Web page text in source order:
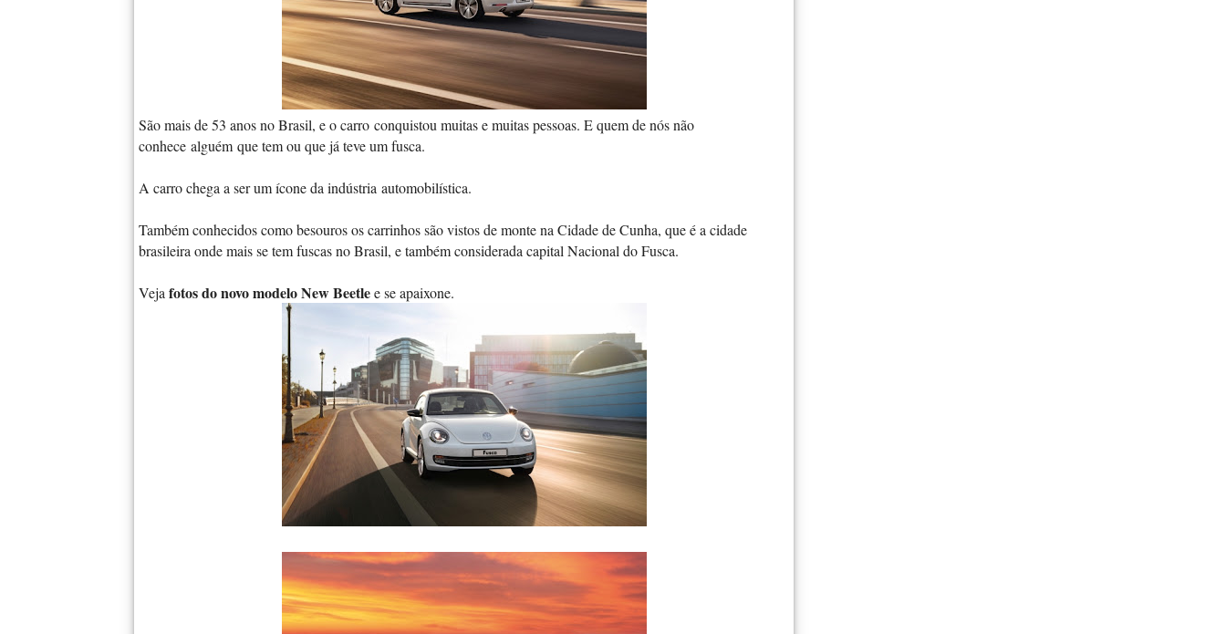
São mais de 53 anos no Brasil, e o carro conquistou muitas e muitas pessoas. E quem de nós não
conhece alguém que tem ou que já teve um fusca.
A carro chega a ser um ícone da indústria automobilística.
Também conhecidos como besouros os carrinhos são vistos de monte na Cidade de Cunha, que é a cidade
brasileira onde mais se tem fuscas no Brasil, e também considerada capital Nacional do Fusca.
Veja fotos do novo modelo New Beetlee se apaixone.